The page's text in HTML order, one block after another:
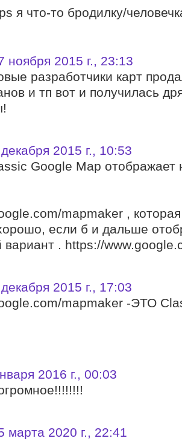
я что-то бродилку/
ноября 2015 г., 23:13
разработчики карт
и тп вот и получилась
2015 г., 10:53
Google Map отображает
mapmaker , которая
если б и дальше
вариант . https://
2015 г., 17:03
mapmaker -ЭТО
2016 г., 00:03
марта 2020 г., 22:41